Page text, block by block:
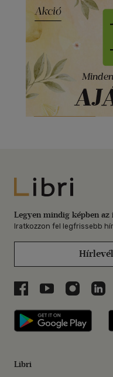
Libri
Legyen mindig képben
Iratkozzon fel legfrissebb
Libri a Facebookon
Libri aLibri az
Libri